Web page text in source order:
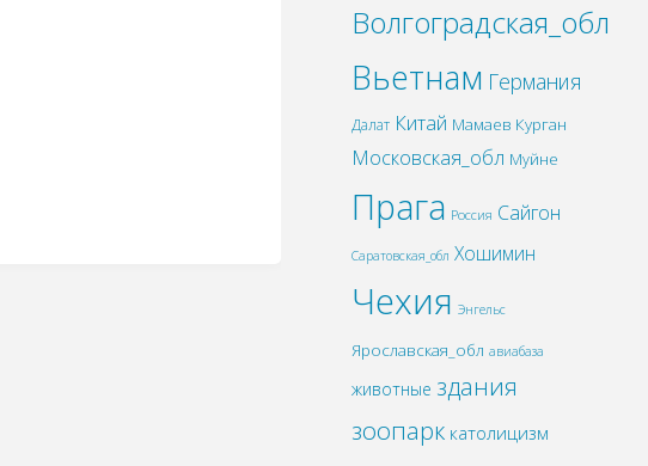
Волгоградская_обл
Вьетнам Германия
Далат Китай Мамаев Курган
Московская_обл Муйне
Прага Россия Сайгон
Саратовская_обл Хошимин
Чехия Энгельс
Ярославская_обл авиабаза
животные здания
зоопарк католицизм